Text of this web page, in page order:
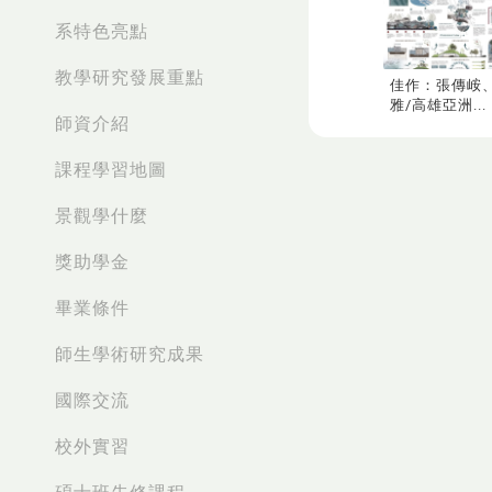
系特色亮點
教學研究發展重點
師資介紹
課程學習地圖
景觀學什麼
獎助學金
畢業條件
師生學術研究成果
國際交流
校外實習
佳作：張傳峖
雅/高雄亞洲...